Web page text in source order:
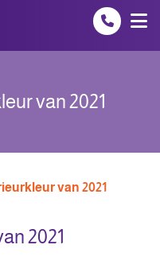
van 2021
van 2021
2021